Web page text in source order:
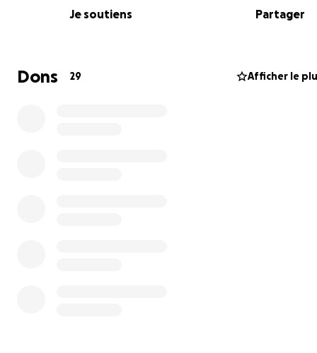
Je soutiens Partager
Dons 29 Afficher le